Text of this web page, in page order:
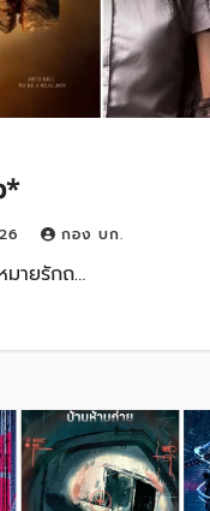
*
กอง บก.
มายรักถ…